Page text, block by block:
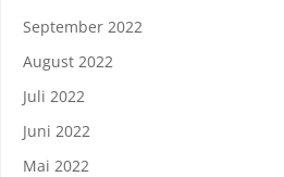
September 2022
August 2022
Juli 2022
Juni 2022
Mai 2022